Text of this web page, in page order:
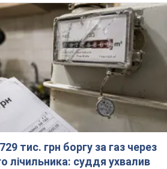
тис. грн боргу за газ через
лічильника: суддя ухвалив